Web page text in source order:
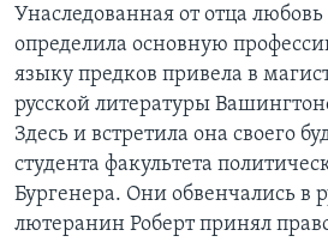
Унаследованная от отца любовь
определила основную
языку предков привела в
русской литературы
Здесь и встретила она своего
студента факультета
Бургенера. Они обвенчались в
лютеранин Роберт принял